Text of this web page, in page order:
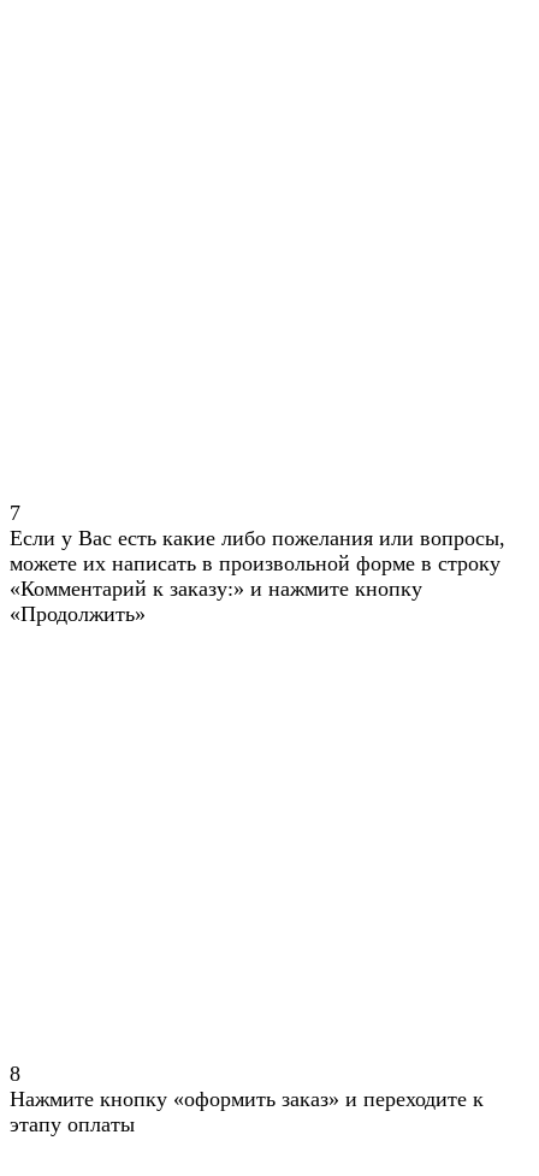
7
Если у Вас есть какие либо пожелания или вопросы,
можете их написать в произвольной форме в строку
«Комментарий к заказу:» и нажмите кнопку
«Продолжить»
8
Нажмите кнопку «оформить заказ» и переходите к
этапу оплаты